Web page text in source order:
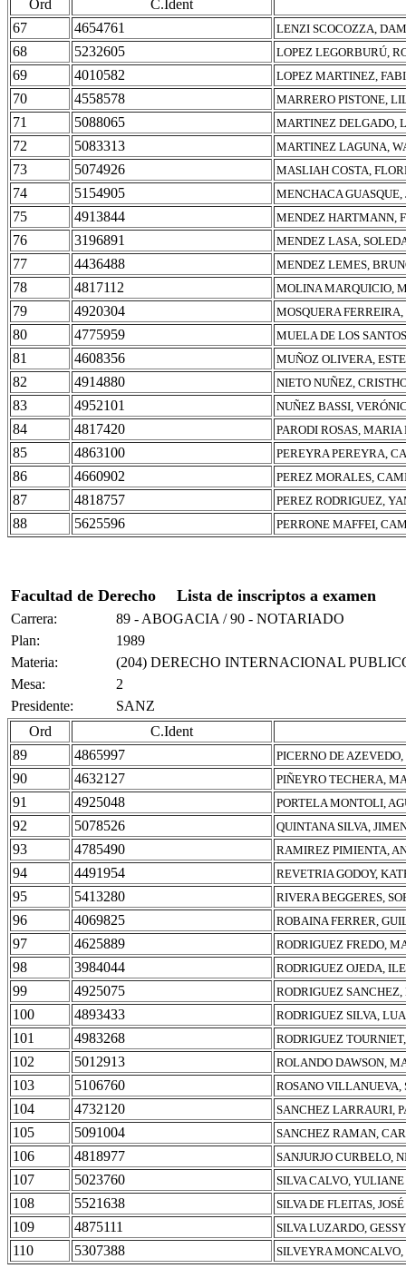
Ord
C.Ident
67
4654761 LENZI SCOCOZZA,
68 5232605 LOPEZ LEGORBURÚ,
69 4010582 LOPEZ MARTINEZ,
70 4558578 MARRERO PISTONE,
71 5088065 MARTINEZ DELGADO,
72 5083313 MARTINEZ LAGUNA,
73 5074926 MASLIAH COSTA,
74 5154905 MENCHACA
75 4913844 MENDEZ HARTMANN,
76 3196891 MENDEZ LASA,
77 4436488 MENDEZ LEMES,
78 4817112 MOLINA MARQUICIO,
79 4920304 MOSQUERA
80 4775959 MUELA DE LOS
81 4608356 MUÑOZ OLIVERA,
82 4914880 NIETO NUÑEZ,
83 4952101 NUÑEZ BASSI,
84 4817420 PARODI ROSAS,
85 4863100 PEREYRA PEREYRA,
86 4660902 PEREZ MORALES,
87 4818757 PEREZ RODRIGUEZ,
88 5625596 PERRONE MAFFEI,
Facultad de Derecho Lista de inscriptos a examen
Carrera:
89 - ABOGACIA / 90 - NOTARIADO
Plan:
1989
Materia:
(204) DERECHO INTERNACIONAL
Mesa:
2
Presidente:
SANZ
Ord
C.Ident
89
4865997 PICERNO DE
90 4632127 PIÑEYRO TECHERA,
91 4925048 PORTELA MONTOLI,
92 5078526 QUINTANA SILVA,
93 4785490 RAMIREZ PIMIENTA,
94 4491954 REVETRIA GODOY,
95 5413280 RIVERA BEGGERES,
96 4069825 ROBAINA FERRER,
97 4625889 RODRIGUEZ FREDO,
98 3984044 RODRIGUEZ OJEDA,
99 4925075 RODRIGUEZ
100 4893433 RODRIGUEZ SILVA,
101 4983268 RODRIGUEZ
102 5012913 ROLANDO DAWSON,
103 5106760 ROSANO VILLANUEVA,
104 4732120 SANCHEZ LARRAURI,
105 5091004 SANCHEZ RAMAN,
106 4818977 SANJURJO CURBELO,
107 5023760 SILVA CALVO, YULIANE
108 5521638 SILVA DE FLEITAS,
109 4875111 SILVA LUZARDO,
110 5307388 SILVEYRA MONCALVO,